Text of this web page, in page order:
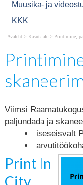
Muusika- ja
KKK
Avaleht > Kasutajale > Printimine,
Viimsi
paljundada ja
iseseisvalt
Print In
City